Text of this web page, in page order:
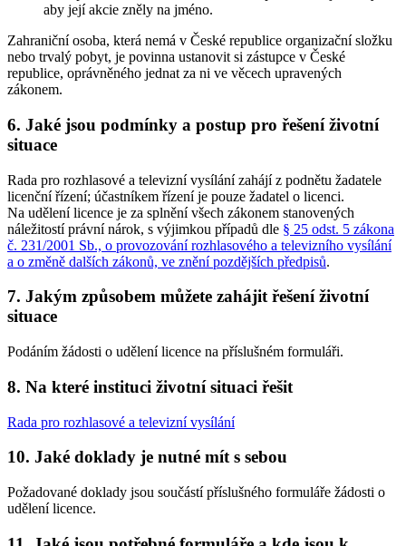
aby její akcie zněly na jméno.
Zahraniční osoba, která nemá v České republice organizační složku
nebo trvalý pobyt, je povinna ustanovit si zástupce v České
republice, oprávněného jednat za ni ve věcech upravených
zákonem.
6. Jaké jsou podmínky a postup pro řešení životní
situace
Rada pro rozhlasové a televizní vysílání zahájí z podnětu žadatele
licenční řízení; účastníkem řízení je pouze žadatel o licenci.
Na udělení licence je za splnění všech zákonem stanovených
náležitostí právní nárok, s výjimkou případů dle § 25 odst. 5 zákona
č. 231/2001 Sb., o provozování rozhlasového a televizního vysílání
a o změně dalších zákonů, ve znění pozdějších předpisů.
7. Jakým způsobem můžete zahájit řešení životní
situace
Podáním žádosti o udělení licence na příslušném formuláři.
8. Na které instituci životní situaci řešit
Rada pro rozhlasové a televizní vysílání
10. Jaké doklady je nutné mít s sebou
Požadované doklady jsou součástí příslušného formuláře žádosti o
udělení licence.